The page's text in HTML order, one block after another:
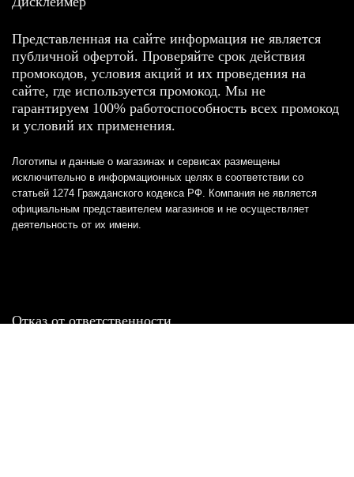
Представленная на сайте информация не является
публичной офертой. Проверяйте срок действия
промокодов, условия акций и их проведения на
сайте, где используется промокод. Мы не
гарантируем 100% работоспособность всех промокод
и условий их применения.
Логотипы и данные о магазинах и сервисах размещены
исключительно в информационных целях в соответствии со
статьей 1274 Гражданского кодекса РФ. Компания не является
официальным представителем магазинов и не осуществляет
деятельность от их имени.
Отказ от ответственности